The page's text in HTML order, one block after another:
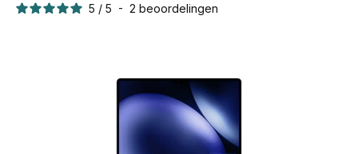
5 / 5 - 2 beoordelingen